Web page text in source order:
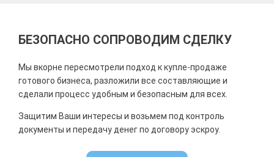
БЕЗОПАСНО СОПРОВОДИМ СДЕЛКУ
Мы вкорне пересмотрели подход к купле-продаже
готового бизнеса, разложили все составляющие и
сделали процесс удобным и безопасным для всех.
Защитим Ваши интересы и возьмем под контроль
документы и передачу денег по договору эскроу.